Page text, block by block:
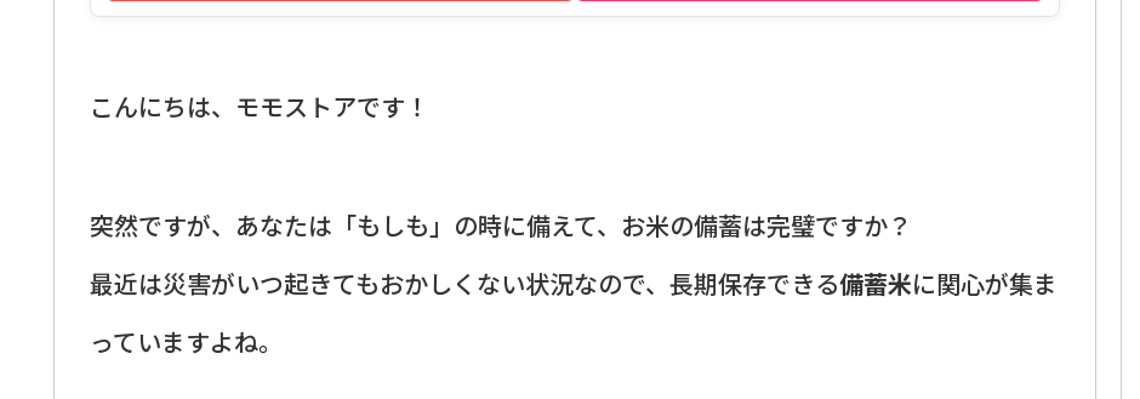
こんにちは、モモストアです！
突然ですが、あなたは「もしも」の時に備えて、お米の備蓄は完璧ですか？
最近は災害がいつ起きてもおかしくない状況なので、長期保存できる備蓄米に関心が集ま
っていますよね。